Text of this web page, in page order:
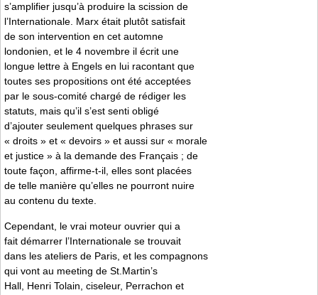
s’amplifier jusqu’à produire la scission de
l’Internationale. Marx était plutôt satisfait
de son intervention en cet automne
londonien, et le 4 novembre il écrit une
longue lettre à Engels en lui racontant que
toutes ses propositions ont été acceptées
par le sous-comité chargé de rédiger les
statuts, mais qu’il s’est senti obligé
d’ajouter seulement quelques phrases sur
« droits » et « devoirs » et aussi sur « morale
et justice » à la demande des Français ; de
toute façon, affirme-t-il, elles sont placées
de telle manière qu’elles ne pourront nuire
au contenu du texte.
Cependant, le vrai moteur ouvrier qui a
fait démarrer l’Internationale se trouvait
dans les ateliers de Paris, et les compagnons
qui vont au meeting de St.Martin’s
Hall, Henri Tolain, ciseleur, Perrachon et